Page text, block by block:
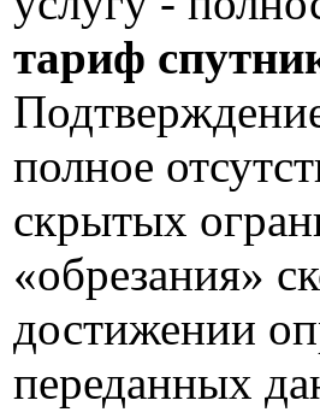
тариф
полное
скрытых
«обрезания»
достижении
переданных